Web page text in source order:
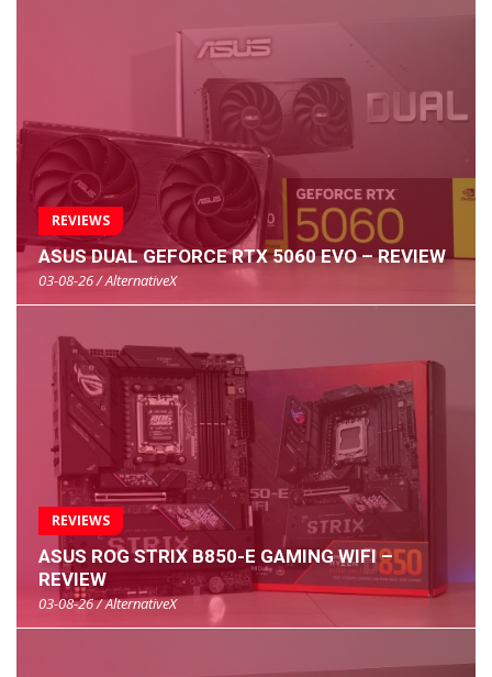
REVIEWS
ASUS DUAL GEFORCE RTX 5060 EVO – REVIEW
03-08-26 / AlternativeX
REVIEWS
ASUS ROG STRIX B850-E GAMING WIFI –
REVIEW
03-08-26 / AlternativeX